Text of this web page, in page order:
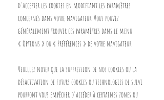
d'accepter les cookies en modifiant les paramètres
concernés dans votre navigateur. Vous pouvez
généralement trouver ces paramètres dans le menu
« Options » ou « Préférences » de votre navigateur.
Veuillez noter que la suppression de nos cookies ou la
désactivation de futurs cookies ou technologies de suivi
pourront vous empêcher d'accéder à certaines zones ou